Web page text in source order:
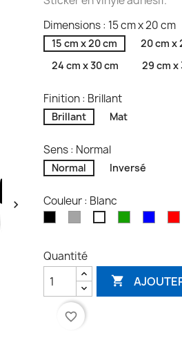

Dimensions : 15 cm x 20 cm
15 cm x 20 cm
20 cm x
24 cm x 30 cm
29 cm x
Finition : Brillant
Brillant Mat
Sens : Normal
Normal Inversé
Couleur : Blanc
Noir Gris Blanc Vert Bleu
Quantité

favorite_border